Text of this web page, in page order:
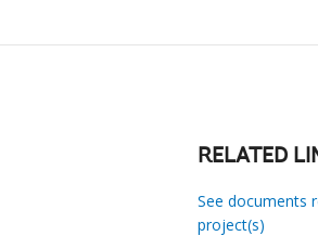
RELATED
See documents
project(s)